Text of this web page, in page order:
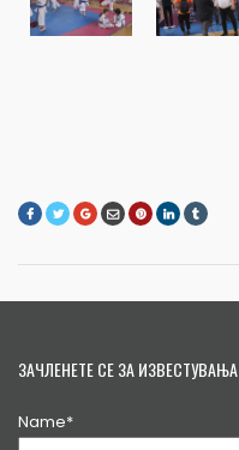
ЗАЧЛЕНЕТЕ СЕ ЗА ИЗВЕСТУВАЊА
Name*